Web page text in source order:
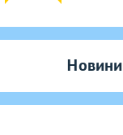
Новини